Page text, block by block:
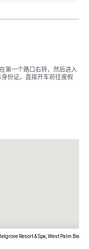
第一个路口右转，然后进入
份证。直接开车前往度假
Resort & Spa, West Palm